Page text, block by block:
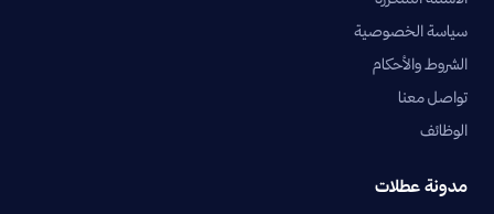
سياسة الخصوصية
الشروط والأحكام
تواصل معنا
الوظائف
مدونة عطلات